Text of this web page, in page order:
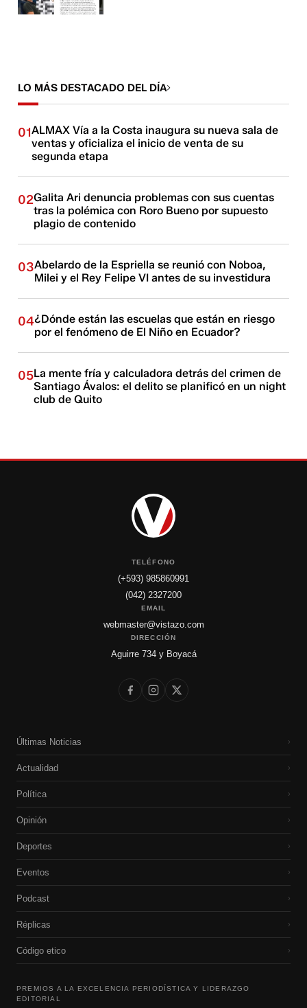
LO MÁS DESTACADO DEL DÍA
01ALMAX Vía a la Costa inaugura su nueva sala de
ventas y oficializa el inicio de venta de su
segunda etapa
02Galita Ari denuncia problemas con sus cuentas
tras la polémica con Roro Bueno por supuesto
plagio de contenido
03Abelardo de la Espriella se reunió con Noboa,
Milei y el Rey Felipe VI antes de su investidura
04¿Dónde están las escuelas que están en riesgo
por el fenómeno de El Niño en Ecuador?
05La mente fría y calculadora detrás del crimen de
Santiago Ávalos: el delito se planificó en un night
club de Quito
TELÉFONO
(+593) 985860991
(042) 2327200
EMAIL
webmaster@vistazo.com
DIRECCIÓN
Aguirre 734 y Boyacá
Últimas Noticias ›
Actualidad ›
Política ›
Opinión ›
Deportes ›
Eventos ›
Podcast ›
Réplicas ›
Código etico ›
PREMIOS A LA EXCELENCIA PERIODÍSTICA Y LIDERAZGO
EDITORIAL